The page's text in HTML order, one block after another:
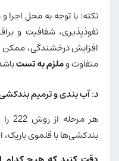
نکته: با توجه به محل
نفوذپذیری، شفافیت و
افزایش درخشندگی،
متفاوت وملزم به تست
د: آب بندی و ترمیم
بندکشی‌ها با قلموی باریک،